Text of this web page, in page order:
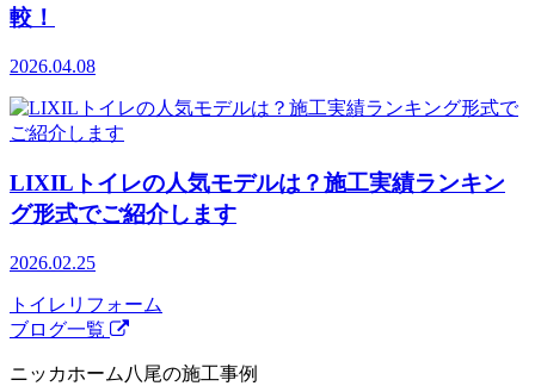
較！
2026.04.08
LIXILトイレの人気モデルは？施工実績ランキン
グ形式でご紹介します
2026.02.25
トイレリフォーム
ブログ一覧
ニッカホーム八尾の施工事例